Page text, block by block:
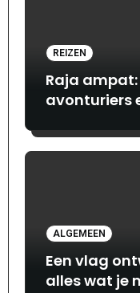
REIZEN
Raja
avonturiers
ALGEMEEN
Een vlag
alles wat je